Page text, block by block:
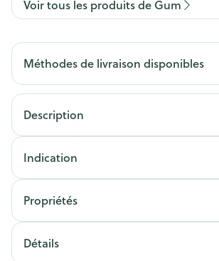
Voir tous les produits de Gum
Méthodes de livraison disponibles
Description
Indication
Propriétés
Détails